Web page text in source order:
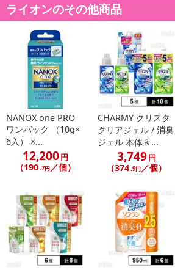
ライオンのその他商品
NANOX one PRO
ワンパック （10g×
6入） ×...
12,200円
（190.7円／個）
CHARMY クリスタ
クリアジェル / 消臭
ジェル 本体＆...
3,749円
（374.9円 ／個）